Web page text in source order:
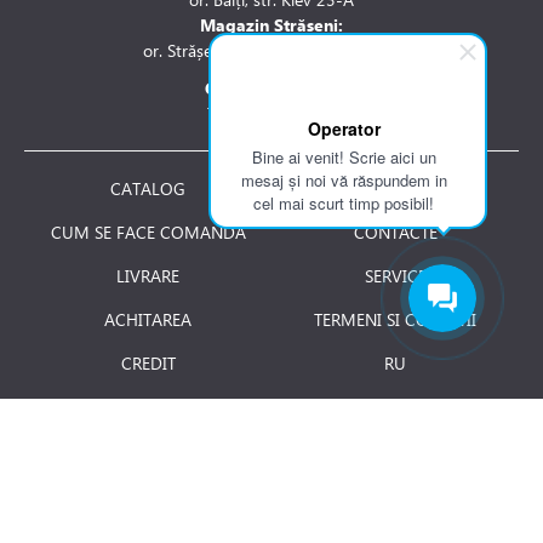
Operator
Bine ai venit! Scrie aici un
mesaj și noi vă răspundem in
cel mai scurt timp posibil!
Magazin Strășeni:
or. Strășeni, str. Stefan cel Mare 1A
Contactați-ne la:
Tel.: 061 007 744
CATALOG
CUM SE FACE COMANDA
LIVRARE
ACHITAREA
CREDIT
RETURNAREA PRODUSULUI
DESPRE NOI
CONTACTE
SERVICE
TERMENI SI CONDITII
RU
JOBURI